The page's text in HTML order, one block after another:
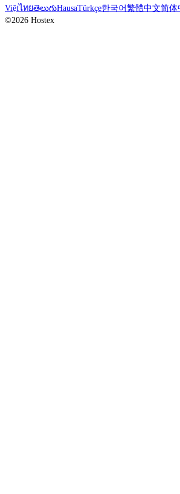
ViệtไทยతెలుగుHausaTürkçe한국어繁體中文简体
©2026 Hostex